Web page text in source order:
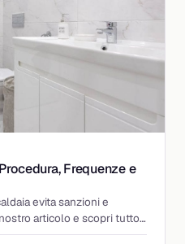
Frequenze e
evita sanzioni e
articolo e scopri tutto